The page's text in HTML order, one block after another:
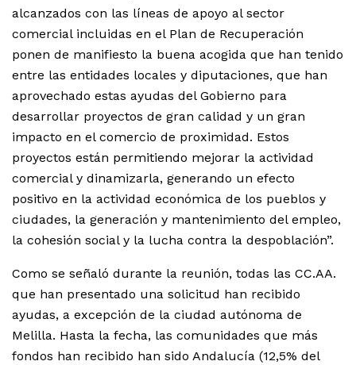
alcanzados con las líneas de apoyo al sector
comercial incluidas en el Plan de Recuperación
ponen de manifiesto la buena acogida que han tenido
entre las entidades locales y diputaciones, que han
aprovechado estas ayudas del Gobierno para
desarrollar proyectos de gran calidad y un gran
impacto en el comercio de proximidad. Estos
proyectos están permitiendo mejorar la actividad
comercial y dinamizarla, generando un efecto
positivo en la actividad económica de los pueblos y
ciudades, la generación y mantenimiento del empleo,
la cohesión social y la lucha contra la despoblación”.
Como se señaló durante la reunión, todas las CC.AA.
que han presentado una solicitud han recibido
ayudas, a excepción de la ciudad autónoma de
Melilla. Hasta la fecha, las comunidades que más
fondos han recibido han sido Andalucía (12,5% del